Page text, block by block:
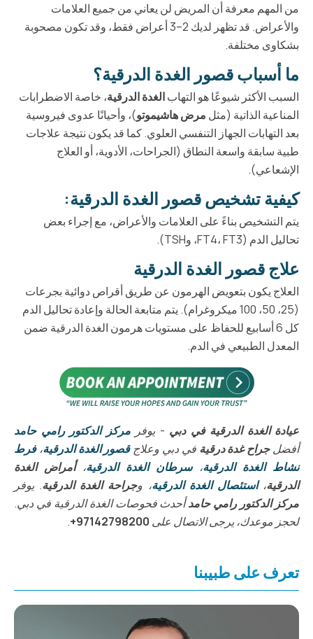
من المهم معرفة أن المريض لن يعاني من جميع العلامات
والأعراض. قد تظهر لديك 2–3 أعراض فقط، وقد تكون مصحوبة
بشكاوى مختلفة.
ما أسباب قصور الغدة الدرقية؟
السبب الأكثر شيوعًا هو التهابالغدة الدرقية، خاصة الاضطرابات
المناعية الذاتية (مثل مرض هاشيموتو)، وأحيانًا عدوى فيروسية
بعد التهابات الجهاز التنفسي العلوي. كما قد يكون نتيجة علاجات
طبية سابقة واسعة النطاق (الجراحات، الأدوية، أو العلاج
الإشعاعي).
كيفية تشخيص قصور الغدة الدرقية:
يتم التشخيص بناءً على العلامات والأعراض، مع إجراء بعض
تحاليل الدم (FT4، FT3، وTSH).
علاج قصور الغدة الدرقية
العلاج يكون بتعويض الهرمون عن طريق أقراص دوائية بجرعات
(25، 50، 100 ميكروغرام). يتم متابعة الحالة وإعادة تحاليل الدم
كل 6 أسابيع للحفاظ على مستويات هرمون الغدة الدرقية ضمن
المعدل الطبيعي في الدم.
عيادة الغدة الدرقية في دبي - يوفرمركز الدكتور رامي حامد
أفضلجراح غدة درقية في دبي وعلاجقصور الغدة الدرقية،فرط
نشاط الغدة الدرقية،سرطان الغدة الدرقية،أمراض الغدة
الدرقية،استئصال الغدة الدرقية، وجراحة الغدة الدرقية. يوفر
مركز الدكتور رامي حامدأحدث فحوصات الغدة الدرقية في دبي.
لحجز موعدك، يرجى الاتصال على 97142798200+
.
تعرف على طبيبنا